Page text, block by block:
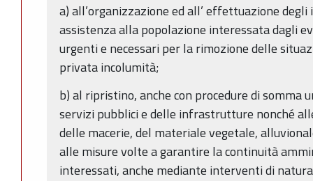
a) all’organizzazione ed all’ effettuazione
assistenza alla popolazione interessata dagli
urgenti e necessari per la rimozione delle
privata incolumità;
b) al ripristino, anche con procedure di somma
servizi pubblici e delle infrastrutture nonché
delle macerie, del materiale vegetale,
alle misure volte a garantire la continuità
interessati, anche mediante interventi di